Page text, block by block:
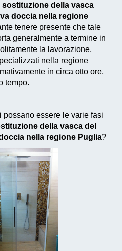
sostituzione della vasca
doccia nella regione
tenere presente che tale
generalmente a termine in
la lavorazione,
nella regione
in circa otto ore,
tempo.
essere le varie fasi
della vasca del
nella regione Puglia?